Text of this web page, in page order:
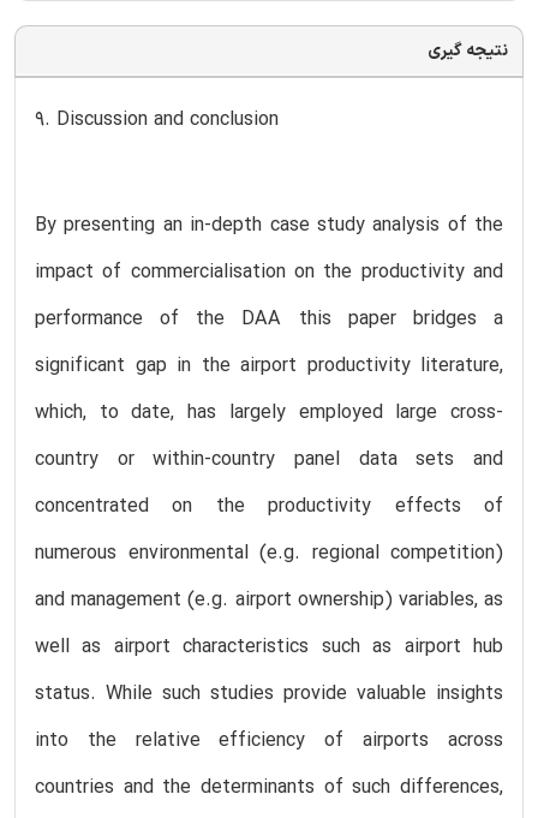
نتیجه گیری
9. Discussion and conclusion
By presenting an in-depth case study analysis of the
impact of commercialisation on the productivity and
performance of the DAA this paper bridges a
significant gap in the airport productivity literature,
which, to date, has largely employed large cross-
country or within-country panel data sets and
concentrated on the productivity effects of
numerous environmental (e.g. regional competition)
and management (e.g. airport ownership) variables, as
well as airport characteristics such as airport hub
status. While such studies provide valuable insights
into the relative efficiency of airports across
countries and the determinants of such differences,